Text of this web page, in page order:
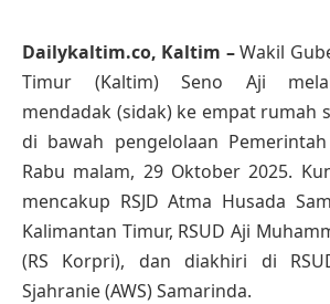
Dailykaltim.co, Kaltim –Wakil
Timur (Kaltim) Seno Aji
mendadak (sidak) ke empat rumah
di bawah pengelolaan
Rabu malam, 29 Oktober 2025.
mencakup RSJD Atma Husada
Kalimantan Timur, RSUD Aji
(RS Korpri), dan diakhiri di
Sjahranie (AWS) Samarinda.